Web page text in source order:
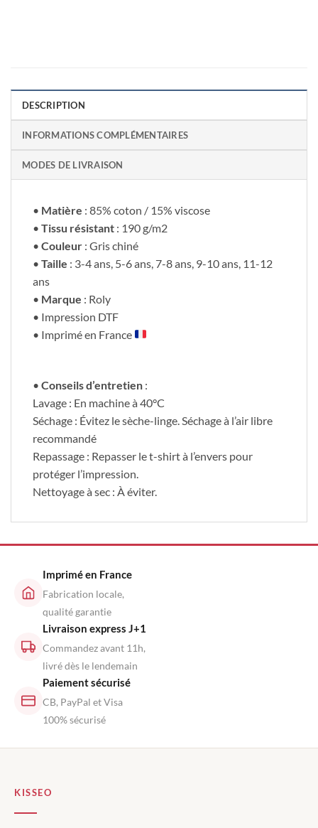
DESCRIPTION
INFORMATIONS COMPLÉMENTAIRES
MODES DE LIVRAISON
• Matière : 85% coton / 15% viscose
• Tissu résistant : 190 g/m2
• Couleur : Gris chiné
• Taille : 3-4 ans, 5-6 ans, 7-8 ans, 9-10 ans, 11-12
ans
• Marque : Roly
• Impression DTF
• Imprimé en France
• Conseils d’entretien :
Lavage : En machine à 40°C
Séchage : Évitez le sèche-linge. Séchage à l’air libre
recommandé
Repassage : Repasser le t-shirt à l’envers pour
protéger l’impression.
Nettoyage à sec : À éviter.
Imprimé en France
Fabrication locale,
qualité garantie
Livraison express J+1
Commandez avant 11h,
livré dès le lendemain
Paiement sécurisé
CB, PayPal et Visa
100% sécurisé
KISSEO